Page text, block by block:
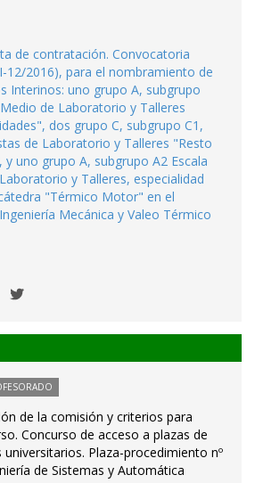
de contratación. Convocatoria
12/2016), para el nombramiento de
Interinos: uno grupo A, subgrupo
de Laboratorio y Talleres
dos grupo C, subgrupo C1,
de Laboratorio y Talleres "Resto
y uno grupo A, subgrupo A2 Escala
y Talleres, especialidad
"Térmico Motor" en el
Mecánica y Valeo Térmico
de la comisión y criterios para
Concurso de acceso a plazas de
Plaza-procedimiento nº
de Sistemas y Automática